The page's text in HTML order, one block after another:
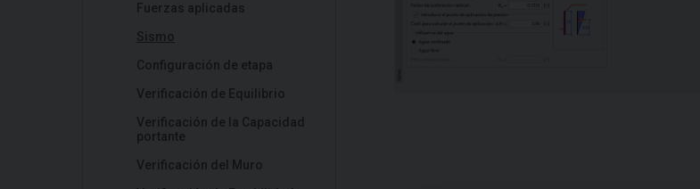
Fuerzas aplicadas
Sismo
Configuración de etapa
Verificación de Equilibrio
Verificación de la Capacidad
portante
Verificación del Muro